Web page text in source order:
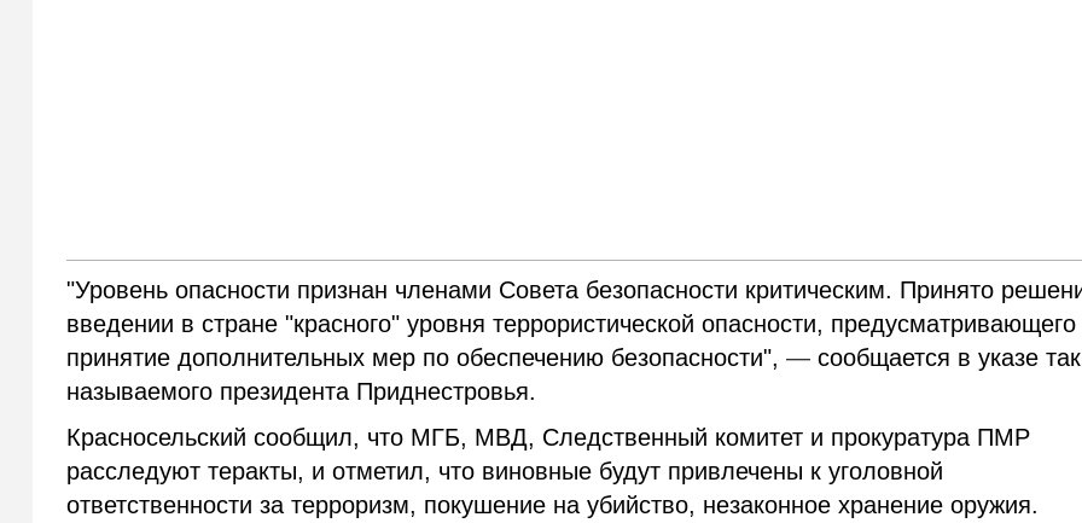
"Уровень опасности признан членами Совета безопасности критическим. Принято
введении в стране "красного" уровня террористической опасности, предусматривающего
принятие дополнительных мер по обеспечению безопасности",— сообщается в указе так
называемого президента Приднестровья.
Красносельский сообщил, что МГБ, МВД, Следственный комитет и прокуратура ПМР
расследуют теракты, и отметил, что виновные будут привлечены к уголовной
ответственности за терроризм, покушение на убийство, незаконное хранение оружия.